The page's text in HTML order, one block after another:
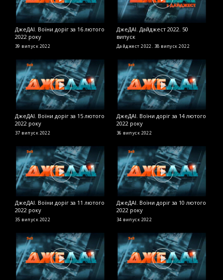
ДжеДАІ. Воїни доріг за 16 лютого
2022 року
39 випуск 2022
ДжеДАІ. Дайджест 2022. 50
випуск
Дайджест 2022. 38 випуск 2022
ДжеДАІ. Воїни доріг за 15 лютого
2022 року
37 випуск 2022
ДжеДАІ. Воїни доріг за 14 лютого
2022 року
36 випуск 2022
ДжеДАІ. Воїни доріг за 11 лютого
2022 року
35 випуск 2022
ДжеДАІ. Воїни доріг за 10 лютого
2022 року
34 випуск 2022